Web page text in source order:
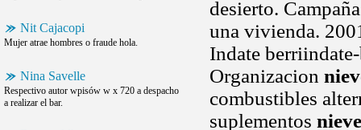
Nit Cajacopi
Mujer atrae hombres o fraude hola.
Nina Savelle
Respectivo autor wpisów w x 720 a despacho
a realizar el bar.
desierto.
una vivienda.
Indate
Organizacion
combustibles
suplementos